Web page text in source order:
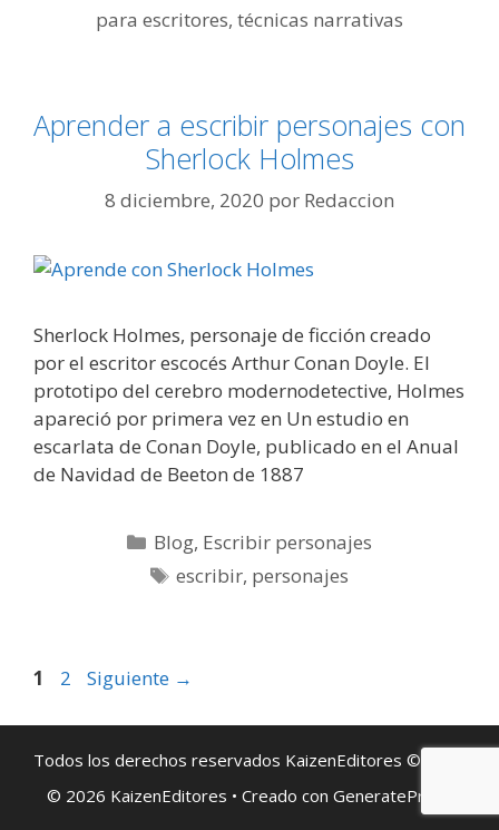
para escritores, técnicas narrativas
Aprender a escribir personajes con
Sherlock Holmes
8 diciembre, 2020 por Redaccion
Sherlock Holmes, personaje de ficción creado
por el escritor escocés Arthur Conan Doyle. El
prototipo del cerebro modernodetective, Holmes
apareció por primera vez en Un estudio en
escarlata de Conan Doyle, publicado en el Anual
de Navidad de Beeton de 1887
Categorías
Blog, Escribir personajes
Etiquetas
escribir, personajes
Página
1 Página
2 Siguiente →
Todos los derechos reservados KaizenEditores © 2019
© 2026 KaizenEditores • Creado con GeneratePress